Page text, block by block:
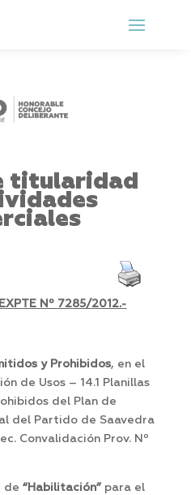
titularidad
Nº 7285/2012.-
y Prohibidos, en el
de Usos – 14.1 Planillas
del Plan de
del Partido de Saavedra
Convalidación Prov. Nº
de “Habilitación”para el